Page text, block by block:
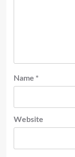
Name *
Website